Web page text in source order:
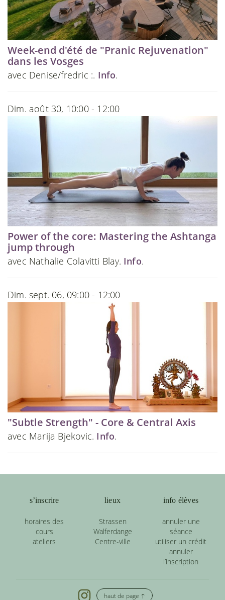
Week-end d'été de "Pranic Rejuvenation"
dans les Vosges
avec Denise/fredric :. Info.
Dim. août 30, 10:00 - 12:00
Power of the core: Mastering the Ashtanga
jump through
avec Nathalie Colavitti Blay. Info.
Dim. sept. 06, 09:00 - 12:00
"Subtle Strength" - Core & Central Axis
avec Marija Bjekovic. Info.
s’inscrire
horaires des
cours
ateliers
lieux
Strassen
Walferdange
Centre-ville
info élèves
annuler une
séance
utiliser un crédit
annuler
l’inscription
haut de page ↑